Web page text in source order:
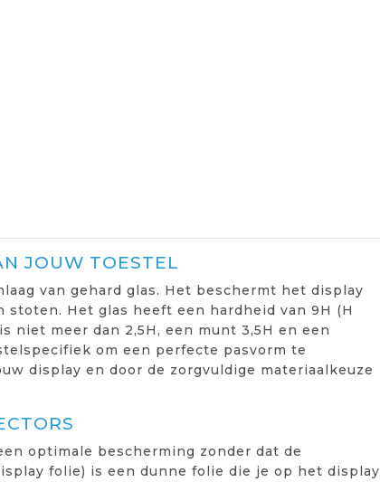
JOUW TOESTEL
van gehard glas. Het beschermt het display
stoten. Het glas heeft een hardheid van 9H (H
niet meer dan 2,5H, een munt 3,5H en een
om een perfecte pasvorm te
display en door de zorgvuldige materiaalkeuze
optimale bescherming zonder dat de
folie) is een dunne folie die je op het display